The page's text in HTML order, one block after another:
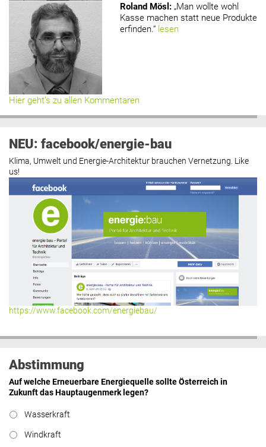
Roland Mösl : „Man wollte wohl
Kasse machen statt neue Produkte
erfinden.“ lesen
Hier geht’s zu allen Kommentaren
NEU: facebook/energie-bau
Klima, Umwelt und Energie-Architektur brauchen Vernetzung. Like
us!
https://www.facebook.com/energiebau/
Abstimmung
Auf welche Erneuerbare Energiequelle sollte Österreich in
Zukunft das Hauptaugenmerk legen?
Wasserkraft
Windkraft